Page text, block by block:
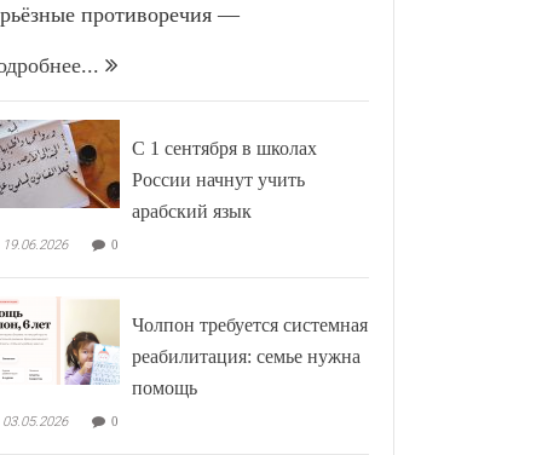
противоречия —
С 1 сентября в школах
России начнут учить
арабский язык
19.06.2026 0
Чолпон требуется системная
реабилитация: семье нужна
помощь
03.05.2026 0